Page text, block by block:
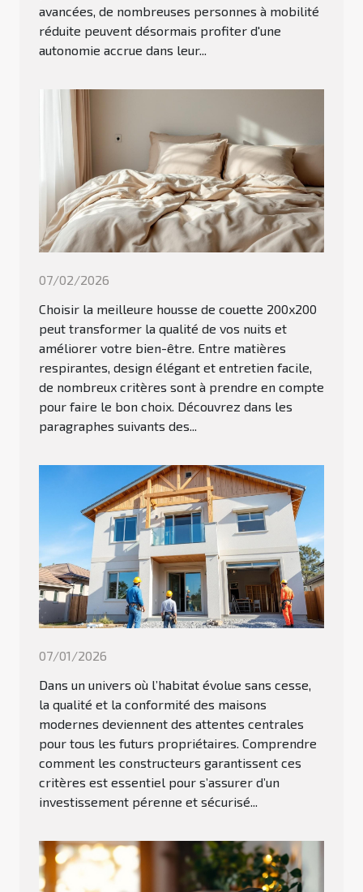
avancées, de nombreuses personnes à mobilité
réduite peuvent désormais profiter d'une
autonomie accrue dans leur...
07/02/2026
Choisir la meilleure housse de couette 200x200
peut transformer la qualité de vos nuits et
améliorer votre bien-être. Entre matières
respirantes, design élégant et entretien facile,
de nombreux critères sont à prendre en compte
pour faire le bon choix. Découvrez dans les
paragraphes suivants des...
07/01/2026
Dans un univers où l’habitat évolue sans cesse,
la qualité et la conformité des maisons
modernes deviennent des attentes centrales
pour tous les futurs propriétaires. Comprendre
comment les constructeurs garantissent ces
critères est essentiel pour s’assurer d’un
investissement pérenne et sécurisé...